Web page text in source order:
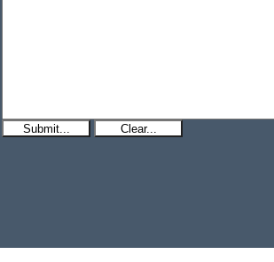
Submit... Clear...